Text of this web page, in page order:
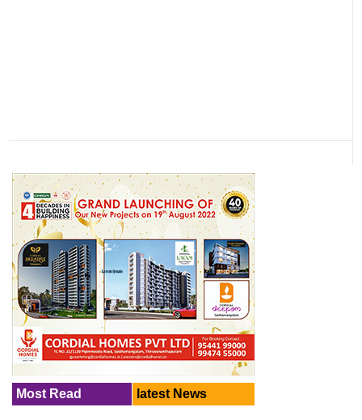
Most Read latest News